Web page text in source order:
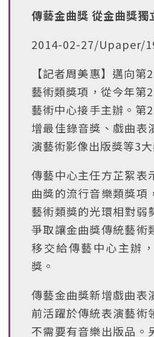
傳藝金曲獎 從金曲獎獨
2014-02-27/Upaper/
【記者周美惠】邁向
藝術類獎項，從今年第
藝術中心接手主辦。第
增最佳錄音獎、戲曲表
演藝術影像出版獎等3大
傳藝中心主任方芷絮表
曲獎的流行音樂類獎項
藝術類獎的光環相對弱
爭取讓金曲獎傳統藝術
移交給傳藝中心主辦
獎。
傳藝金曲獎新增戲曲表
前活躍於傳統表演藝術
不需要有音樂出版品。